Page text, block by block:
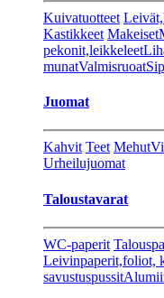
Kuivatuotteet
Kastikkeet Makeiset
pekonit,leikkeleet
munatValmisruoat
Juomat
Kahvit Teet Mehut
Urheilujuomat
Taloustavarat
WC-paperit
Leivinpaperit,foliot,
savustuspussit